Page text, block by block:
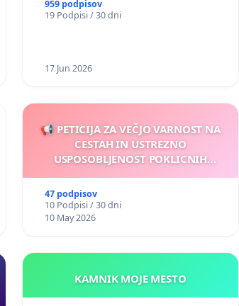
enako prepoznano kot fizično
nasilje
959 podpisov
19 Podpisi / 30 dni
17 Jun 2026
📢 PETICIJA ZA VEČJO VARNOST NA
CESTAH IN USTREZNO
USPOSOBLJENOST POKLICNIH
47 podpisov
10 Podpisi / 30 dni
10 May 2026
KAMNIK MOJE MESTO